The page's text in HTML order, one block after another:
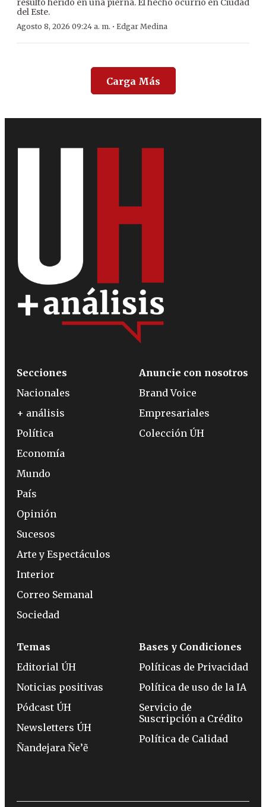
resultó herido en una pierna. El hecho ocurrió en Ciudad
del Este.
Agosto 8, 2026 09:24 a. m. · Edgar Medina
Carga Más
Secciones
Nacionales
+ análisis
Política
Economía
Mundo
País
Opinión
Sucesos
Arte y Espectáculos
Interior
Correo Semanal
Sociedad
Anuncie con nosotros
Brand Voice
Empresariales
Colección ÚH
Temas
Editorial ÚH
Noticias positivas
Pódcast ÚH
Newsletters ÚH
Ñandejara Ñe’ẽ
Bases y Condiciones
Políticas de Privacidad
Política de uso de la IA
Servicio de
Suscripción a Crédito
Política de Calidad